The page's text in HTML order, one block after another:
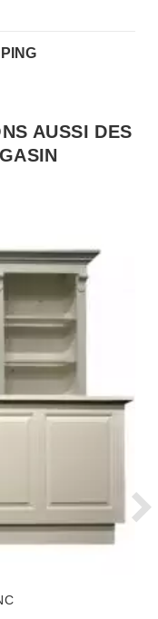
AUSSI DES